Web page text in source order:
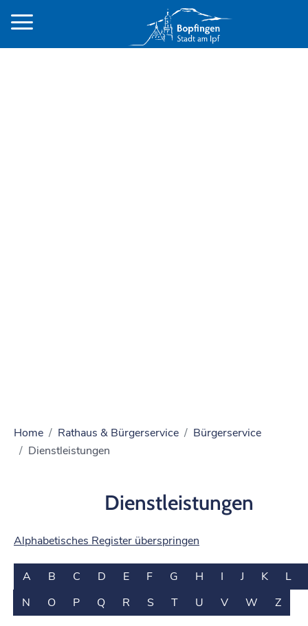
Home Rathaus & Bürgerservice
Bürgerservice
Dienstleistungen
Dienstleistungen
Alphabetisches Register überspringen
A B C D E F G H I J K
L
N
O P Q R S T U V W Z